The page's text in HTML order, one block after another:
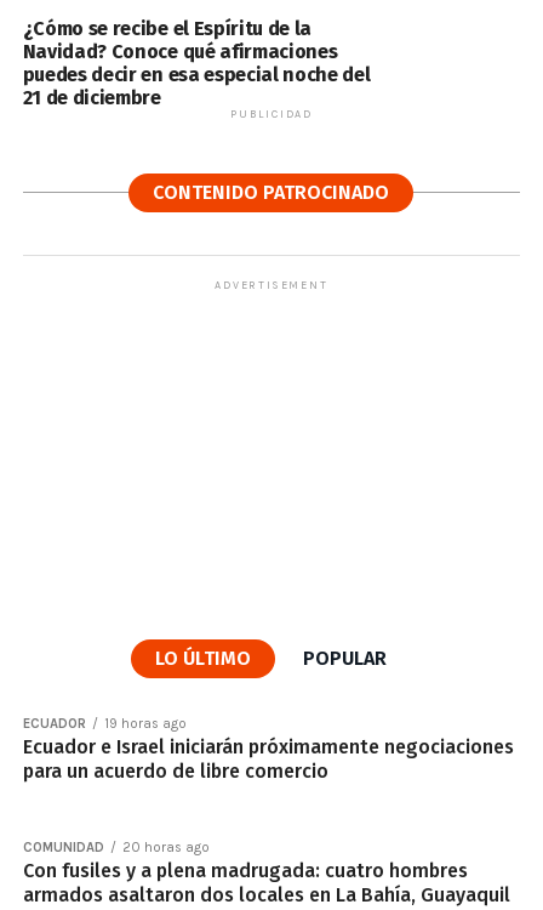
¿Cómo se recibe el Espíritu de la
Navidad? Conoce qué afirmaciones
puedes decir en esa especial noche del
21 de diciembre
PUBLICIDAD
CONTENIDO PATROCINADO
ADVERTISEMENT
LO ÚLTIMO POPULAR
ECUADOR 19 horas ago
Ecuador e Israel iniciarán próximamente negociaciones
para un acuerdo de libre comercio
COMUNIDAD 20 horas ago
Con fusiles y a plena madrugada: cuatro hombres
armados asaltaron dos locales en La Bahía, Guayaquil